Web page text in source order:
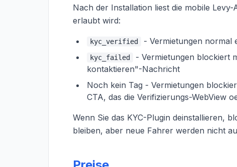
Nach der Installation liest die mobile
erlaubt wird:
kyc_verified - Vermietungen normal
kyc_failed
- Vermietungen blockiert
kontaktieren"-Nachricht
Noch kein Tag - Vermietungen
CTA, das die Verifizierungs-WebView
Wenn Sie das KYC-Plugin deinstallieren,
bleiben, aber neue Fahrer werden nicht